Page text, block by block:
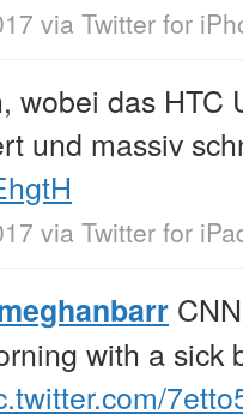
via Twitter for
wobei das HTC
und massiv
via Twitter for
with a sick